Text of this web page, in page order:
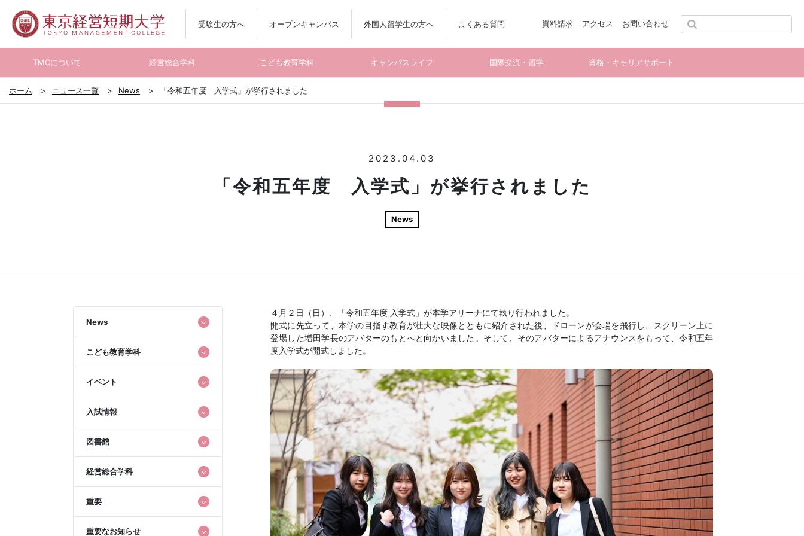
受験生の方へ オープンキャンパス 外国人留学生の方へ よくある質問 資料請求 アクセス お問い合わせ
TMCについて 経営総合学科 こども教育学科 キャンパスライフ 国際交流・留学 資格・キャリアサポート
ホーム ニュース一覧 News 「令和五年度 入学式」が挙行されました
2023.04.03
「令和五年度 入学式」が挙行されました
News
News
こども教育学科
イベント
入試情報
図書館
経営総合学科
重要
重要なお知らせ
４月２日（日）、「令和五年度 入学式」が本学アリーナにて執り行われました。
開式に先立って、本学の目指す教育が壮大な映像とともに紹介された後、ドローンが会場を飛行し、スクリーン上に
登場した増田学長のアバターのもとへと向かいました。そして、そのアバターによるアナウンスをもって、令和五年
度入学式が開式しました。